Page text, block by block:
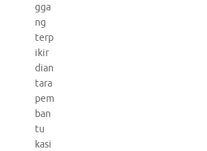
gga
ng
terp
ikir
dian
tara
pem
ban
tu
kasi